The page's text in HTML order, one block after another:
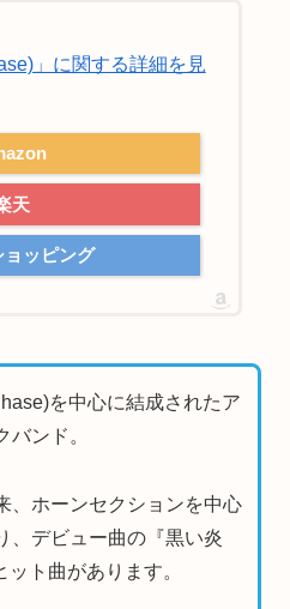
」に関する詳細を見
天
ッピング
を中心に結成されたア
バンド。
、ホーンセクションを中心
、デビュー曲の『黒い炎
ット曲があります。